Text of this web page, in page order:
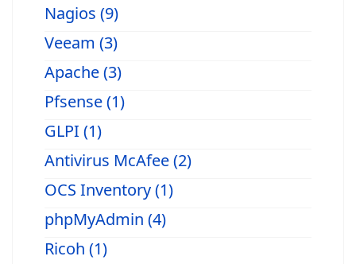
Nagios (9)
Veeam (3)
Apache (3)
Pfsense (1)
GLPI (1)
Antivirus McAfee (2)
OCS Inventory (1)
phpMyAdmin (4)
Ricoh (1)